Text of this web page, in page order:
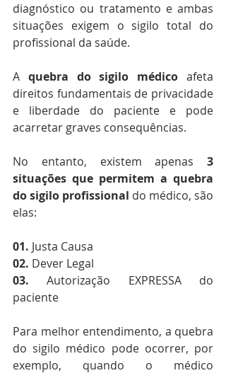
diagnóstico ou tratamento e ambas
situações exigem o sigilo total do
profissional da saúde.
A quebra do sigilo médico afeta
direitos fundamentais de privacidade
e liberdade do paciente e pode
acarretar graves consequências.
No entanto, existem apenas 3
situações que permitem a quebra
do sigilo profissional do médico, são
elas:
01. Justa Causa
02. Dever Legal
03. Autorização EXPRESSA do
paciente
Para melhor entendimento, a quebra
do sigilo médico pode ocorrer, por
exemplo, quando o médico